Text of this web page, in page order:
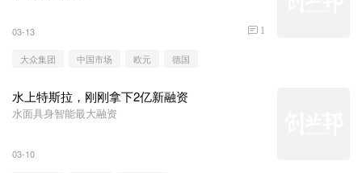
03-13 1
大众集团 中国市场 欧元 德国
水上特斯拉，刚刚拿下2亿新融资
水面具身智能最大融资
03-10